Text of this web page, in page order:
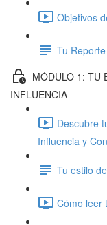
Objetivos
Tu
MÓDULO 1: TU
INFLUENCIA
Descubre
Influencia y
Tu estilo
Cómo leer